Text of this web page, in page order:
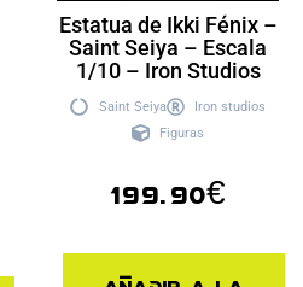
Estatua de Ikki Fénix –
Saint Seiya – Escala
1/10 – Iron Studios
Saint Seiya
Iron studios
Figuras
199.90€